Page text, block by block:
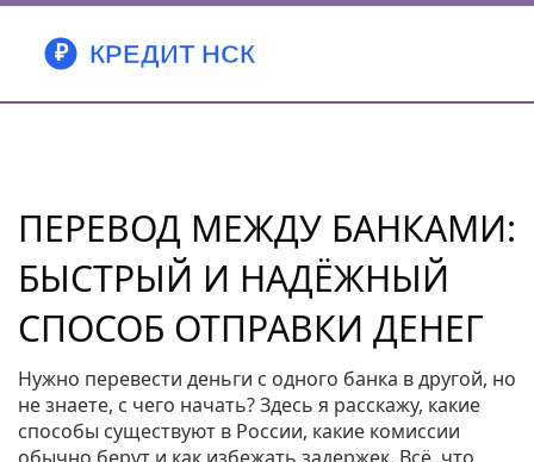
ПЕРЕВОД МЕЖДУ БАНКАМИ:
БЫСТРЫЙ И НАДЁЖНЫЙ
СПОСОБ ОТПРАВКИ ДЕНЕГ
Нужно перевести деньги с одного банка в другой, но
не знаете, с чего начать? Здесь я расскажу, какие
способы существуют в России, какие комиссии